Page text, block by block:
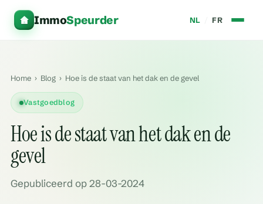
ImmoSpeurder NL FR
Home › Blog › Hoe is de staat van het dak en de gevel
Vastgoedblog
Hoe is de staat van het dak en de
gevel
Gepubliceerd op 28-03-2024